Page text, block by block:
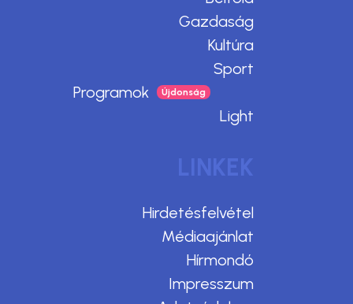
Gazdaság
Kultúra
Sport
Programok
Light
LINKEK
Hirdetésfelvétel
Médiaajánlat
Hírmondó
Impresszum